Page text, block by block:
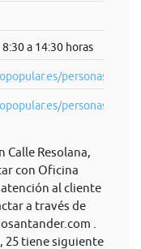
a 14:30 horas
personas
personas
Calle Resolana,
con Oficina
al cliente
a través de
25 tiene siguiente